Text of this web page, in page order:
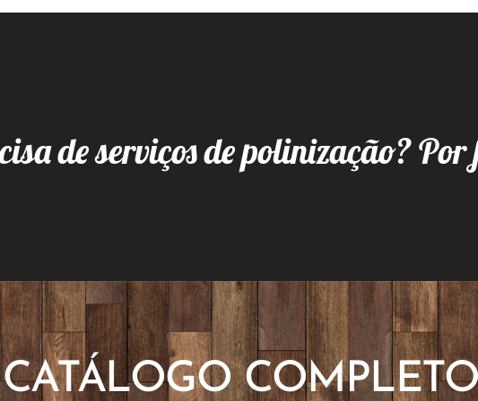
de serviços de polinização?
CATÁLOGO